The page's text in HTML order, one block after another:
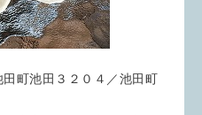
町池田３２０４／池田町